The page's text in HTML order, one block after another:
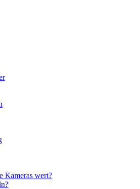
Kameras wert?